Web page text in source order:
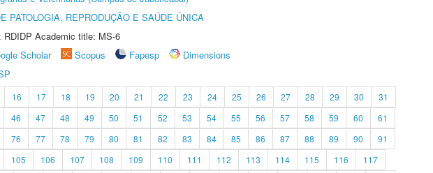
PATOLOGIA, REPRODUÇÃO E SAÚDE ÚNICA
Academic title: MS-6
Scholar Scopus Fapesp
Dimensions
16 17 18 19 20 21 22 23 24 25 26 27 28 29 30
31
46 47 48 49 50 51 52 53 54 55 56 57 58 59 60
61
76 77 78 79 80 81 82 83 84 85 86 87 88 89 90
91
105 106 107 108 109 110 111 112 113 114 115 116
117